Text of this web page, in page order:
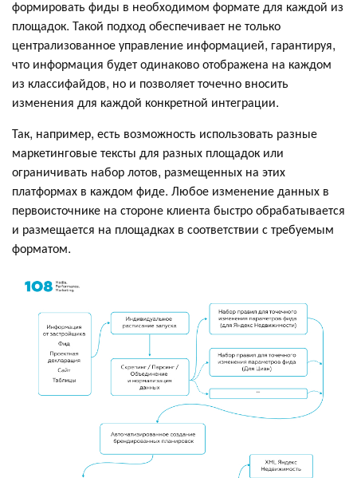
формировать фиды в необходимом формате для каждой из
площадок. Такой подход обеспечивает не только
централизованное управление информацией, гарантируя,
что информация будет одинаково отображена на каждом
из классифайдов, но и позволяет точечно вносить
изменения для каждой конкретной интеграции.
Так, например, есть возможность использовать разные
маркетинговые тексты для разных площадок или
ограничивать набор лотов, размещенных на этих
платформах в каждом фиде. Любое изменение данных в
первоисточнике на стороне клиента быстро обрабатывается
и размещается на площадках в соответствии с требуемым
форматом.